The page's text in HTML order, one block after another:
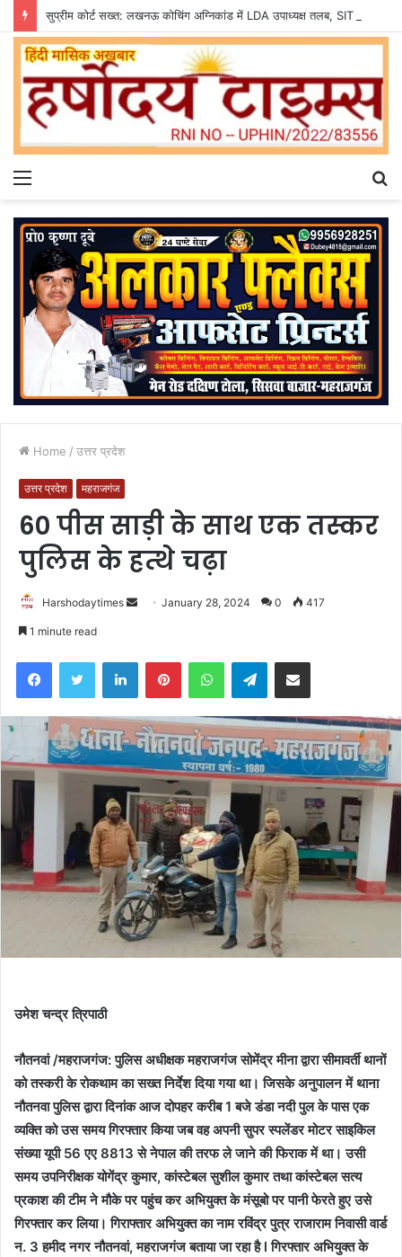
Menu
Home / उत्तर प्रदेश
उत्तर प्रदेश महराजगंज
60 पीस साड़ी के साथ एक तस्कर
पुलिस के हत्थे चढ़ा
Harshodaytimes
SendJanuary 28, 2024 0 417
1 minute read
FacebookTwitter LinkedInPinterestWhatsAppTelegramShare via Email
उमेश चन्द्र त्रिपाठी
नौतनवां /महराजगंज: पुलिस अधीक्षक महराजगंज सोमेंद्र मीना द्वारा सीमावर्ती थानों
को तस्करी के रोकथाम का सख्त निर्देश दिया गया था। जिसके अनुपालन में थाना
नौतनवा पुलिस द्वारा दिनांक आज दोपहर करीब 1 बजे डंडा नदी पुल के पास एक
व्यक्ति को उस समय गिरफ्तार किया जब वह अपनी सुपर स्पलेंडर मोटर साइकिल
संख्या यूपी 56 एए 8813 से नेपाल की तरफ ले जाने की फिराक में था। उसी
समय उपनिरीक्षक योगेंद्र कुमार, कांस्टेबल सुशील कुमार तथा कांस्टेबल सत्य
प्रकाश की टीम ने मौके पर पहुंच कर अभियुक्त के मंसूबो पर पानी फेरते हुए उसे
गिरफ्तार कर लिया। गिराफ्तार अभियुक्त का नाम रविंद्र पुत्र राजाराम निवासी वार्ड
न. 3 हमीद नगर नौतनवां, महराजगंज बताया जा रहा है l गिरफ्तार अभियुक्त के